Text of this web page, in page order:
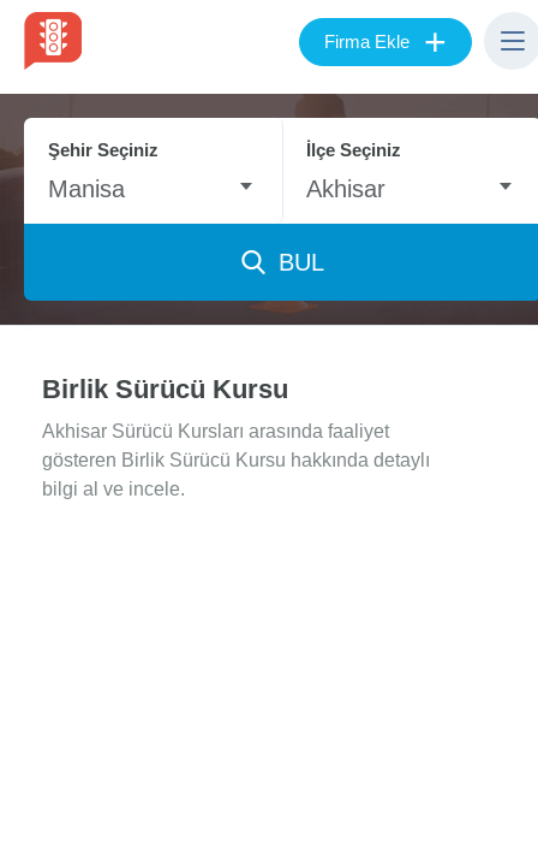
Firma Ekle +
Şehir Seçiniz
Manisa
İlçe Seçiniz
Akhisar
BUL
Birlik Sürücü Kursu
Akhisar Sürücü Kursları arasında faaliyet
gösteren Birlik Sürücü Kursu hakkında detaylı
bilgi al ve incele.